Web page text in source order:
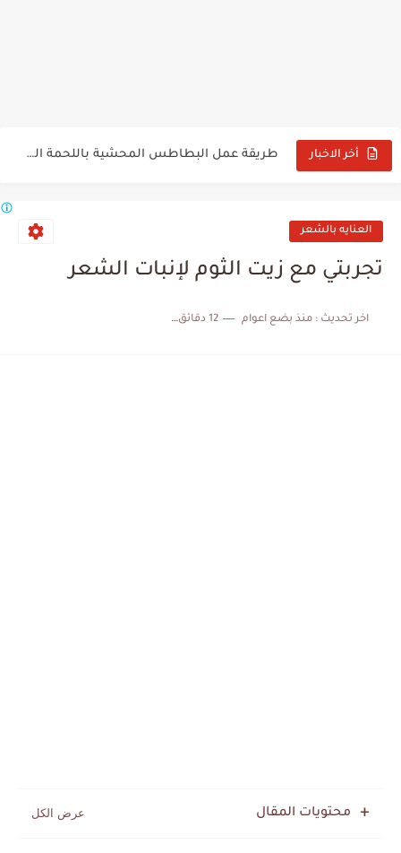
أخر الاخبار طريقة عمل البطاطس المحشية باللحمة المفرومة للشيف علاء
العنايه بالشعر
تجربتي مع زيت الثوم لإنبات الشعر
اخر تحديث :منذ بضع اعوام 12 دقائق للقراءة
محتويات المقال